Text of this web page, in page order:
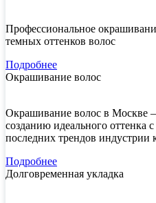
Профессиональное
темных оттенков волос
Подробнее
Окрашивание волос
Окрашивание волос в Москве
созданию идеального оттенка
последних трендов индустрии
Подробнее
Долговременная укладка